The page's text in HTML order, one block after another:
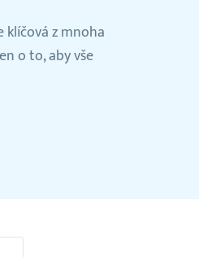
z mnoha
o to, aby vše